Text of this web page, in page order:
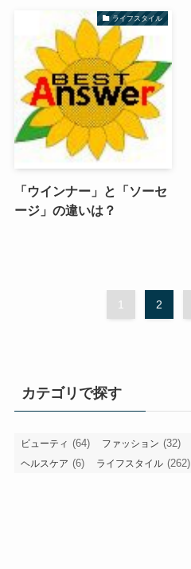
ライフスタイル
「ウインナー」と「ソーセ
ージ」の違いは？
1 2
カテゴリで探す
ビューティ (64) ファッション (32)
ヘルスケア (6) ライフスタイル (262)